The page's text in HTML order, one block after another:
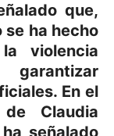
que,
se ha hecho
violencia
En el
Claudia